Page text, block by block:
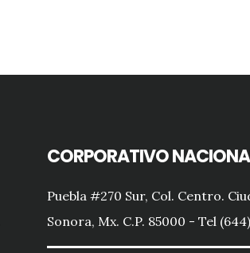
CORPORATIVO
Puebla #270 Sur, Col. Centro.
Sonora, Mx. C.P. 85000 - Tel